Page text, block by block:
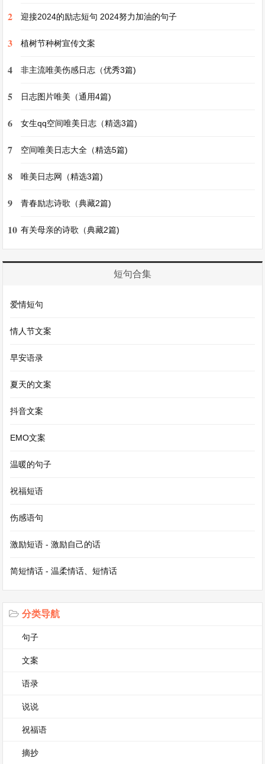
在生命的长河中，总有那么一些人，如同璀璨的星
中这样一个重要的存在，有你，真好。
我怀着紧张与不安踏入新的校园，周围都是陌生的
面孔，内心的孤独感油然而生。而你，就像一个小
呼。你的笑容如同阳光穿透阴霾，瞬间驱散了我心
中的不安。从那一刻起，我们的友谊便悄然萌芽。
在学习上，你总是我的得力助手。每当我遇到难题
路清晰明了，就像一把神奇的钥匙，总能打开我困
提高，学习也变得充满乐趣。有一次，我在数学考
试中失利，心情低落到了极点。你默默地陪在我身
和易错点。看着那本错题集，我的心中涌起一股暖
流，眼眶也湿润了。在你的鼓励和帮助下，我重拾
生活中的你，也是充满温暖与关怀。记得有一次我
助。而你，一放学就跑到医院来看我。你带来了我
最爱吃的水果，还有自己亲手做的小卡片。卡片上
事，逗得我哈哈大笑。在那一刻，我忘记了病痛的
折磨，只感受到你带来的温暖。你的存在，让我明
白了什么是真正的友情，那是在困难时刻不离不
弃，是在快乐时刻共同分享。
时光荏苒，我们一起走过了许多的风风雨雨。我们
曾一起在操场上追逐打闹，一起在图书馆里埋头苦
读，一起在夕阳下分享彼此的梦想。有你在身边，
心灵的慰藉。在这个世界上，有你真好，我的朋
2 迎接2024的励志短句 2024努力加油的句子
3 植树节种树宣传文案
4 非主流唯美伤感日志（优秀3篇)
5 日志图片唯美（通用4篇)
6 女生qq空间唯美日志（精选3篇)
7 空间唯美日志大全（精选5篇)
8 唯美日志网（精选3篇)
9 青春励志诗歌（典藏2篇)
10 有关母亲的诗歌（典藏2篇)
短句合集
爱情短句
情人节文案
早安语录
夏天的文案
抖音文案
EMO文案
温暖的句子
祝福短语
伤感语句
激励短语 - 激励自己的话
简短情话 - 温柔情话、短情话
分类导航
句子
文案
语录
说说
祝福语
摘抄